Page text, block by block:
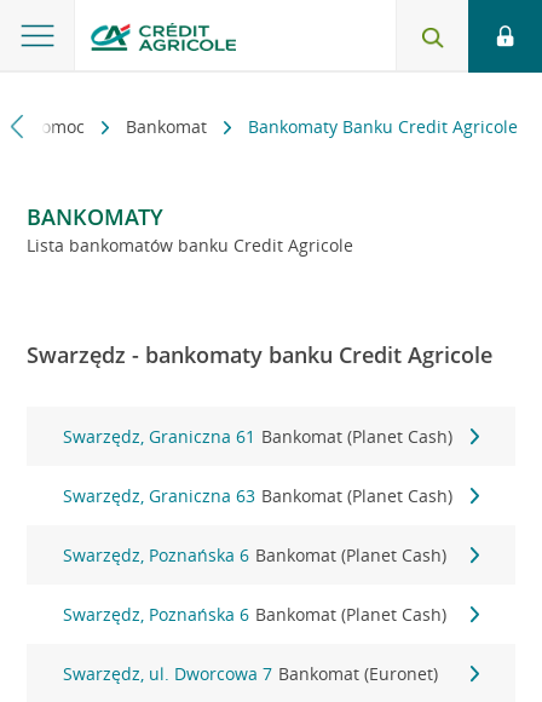
i pomoc Bankomat Bankomaty Banku Credit Agricole
BANKOMATY
Lista bankomatów banku Credit Agricole
Swarzędz - bankomaty banku Credit Agricole
Swarzędz, Graniczna 61 Bankomat (Planet Cash)
Swarzędz, Graniczna 63 Bankomat (Planet Cash)
Swarzędz, Poznańska 6 Bankomat (Planet Cash)
Swarzędz, Poznańska 6 Bankomat (Planet Cash)
Swarzędz, ul. Dworcowa 7 Bankomat (Euronet)